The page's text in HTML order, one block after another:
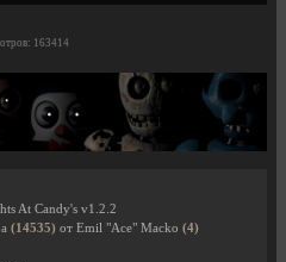
163414
At Candy's v1.2.2
(14535) от Emil "Ace" Macko (4)